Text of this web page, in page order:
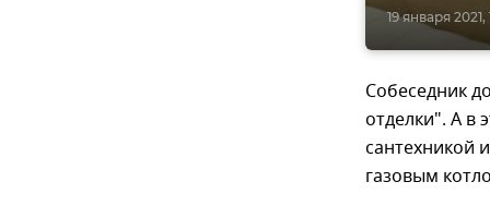
19 января 2021,
Собеседник
отделки". А в
сантехникой
газовым